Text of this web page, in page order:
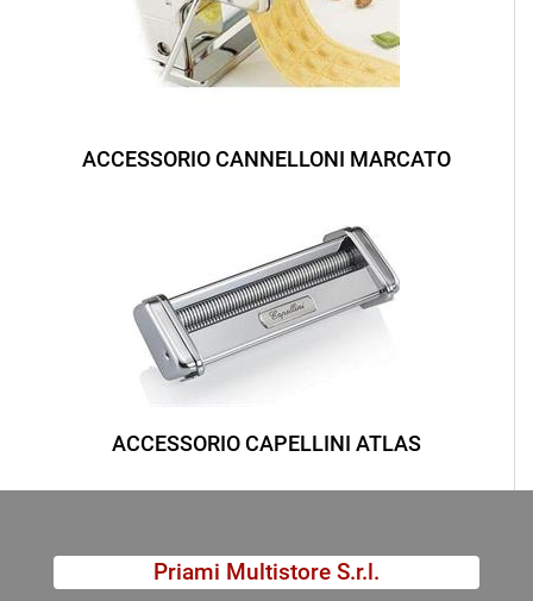
ACCESSORIO CANNELLONI MARCATO
ACCESSORIO CAPELLINI ATLAS
Priami Multistore S.r.l.